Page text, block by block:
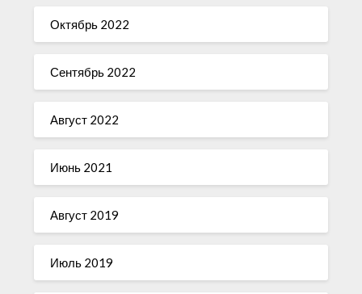
Октябрь 2022
Сентябрь 2022
Август 2022
Июнь 2021
Август 2019
Июль 2019